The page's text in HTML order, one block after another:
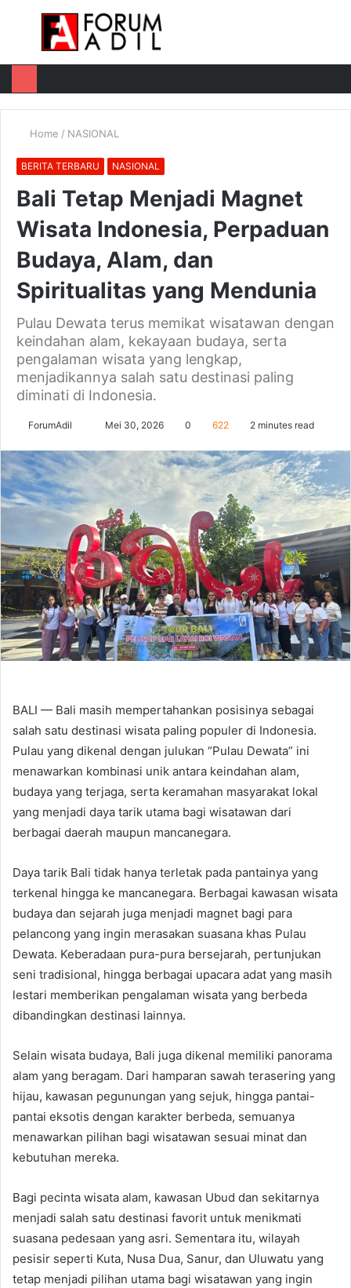
Menu
Home / NASIONAL
BERITA TERBARU NASIONAL
Bali Tetap Menjadi Magnet
Wisata Indonesia, Perpaduan
Budaya, Alam, dan
Spiritualitas yang Mendunia
Pulau Dewata terus memikat wisatawan dengan
keindahan alam, kekayaan budaya, serta
pengalaman wisata yang lengkap,
menjadikannya salah satu destinasi paling
diminati di Indonesia.
ForumAdil
email
Mei 30, 2026 0 622 2 minutes read
BALI — Bali masih mempertahankan posisinya sebagai
salah satu destinasi wisata paling populer di Indonesia.
Pulau yang dikenal dengan julukan “Pulau Dewata” ini
menawarkan kombinasi unik antara keindahan alam,
budaya yang terjaga, serta keramahan masyarakat lokal
yang menjadi daya tarik utama bagi wisatawan dari
berbagai daerah maupun mancanegara.
Daya tarik Bali tidak hanya terletak pada pantainya yang
terkenal hingga ke mancanegara. Berbagai kawasan wisata
budaya dan sejarah juga menjadi magnet bagi para
pelancong yang ingin merasakan suasana khas Pulau
Dewata. Keberadaan pura-pura bersejarah, pertunjukan
seni tradisional, hingga berbagai upacara adat yang masih
lestari memberikan pengalaman wisata yang berbeda
dibandingkan destinasi lainnya.
Selain wisata budaya, Bali juga dikenal memiliki panorama
alam yang beragam. Dari hamparan sawah terasering yang
hijau, kawasan pegunungan yang sejuk, hingga pantai-
pantai eksotis dengan karakter berbeda, semuanya
menawarkan pilihan bagi wisatawan sesuai minat dan
kebutuhan mereka.
Bagi pecinta wisata alam, kawasan Ubud dan sekitarnya
menjadi salah satu destinasi favorit untuk menikmati
suasana pedesaan yang asri. Sementara itu, wilayah
pesisir seperti Kuta, Nusa Dua, Sanur, dan Uluwatu yang
tetap menjadi pilihan utama bagi wisatawan yang ingin